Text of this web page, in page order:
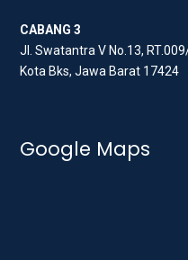
CABANG 3
Jl. Swatantra V No.13,
Kota Bks, Jawa Barat 17424
Google Maps